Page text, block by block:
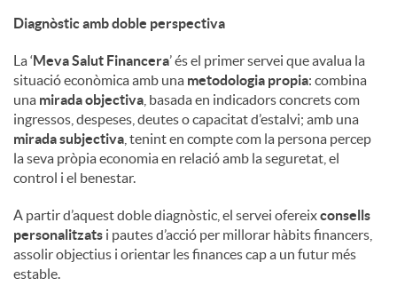
Diagnòstic amb doble perspectiva
La ‘Meva Salut Financera’ és el primer servei que avalua la
situació econòmica amb una metodologia propia: combina
una mirada objectiva , basada en indicadors concrets com
ingressos, despeses, deutes o capacitat d’estalvi; amb una
mirada subjectiva , tenint en compte com la persona percep
la seva pròpia economia en relació amb la seguretat, el
control i el benestar.
A partir d’aquest doble diagnòstic, el servei ofereixconsells
personalitzats i pautes d’acció per millorar hàbits financers,
assolir objectius i orientar les finances cap a un futur més
estable.